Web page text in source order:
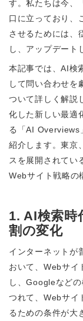
す。私たちは今、
口に立っており、
させるためには、
し、アップデート
本記事では、AI検
して問い合わせを
ついて詳しく解説
化した新しい最適
る「AI Overviews
紹介します。東京
スを展開されてい
Webサイト戦略の
1. AI検索時
割の変化
インターネットが
おいて、Webサイ
し、Googleなど
つれて、Webサイ
るための条件が大